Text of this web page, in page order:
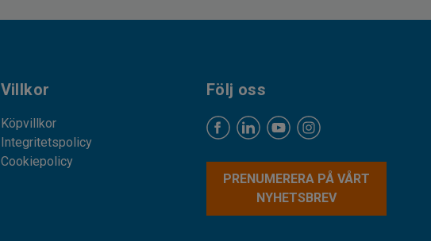
Villkor
Köpvillkor
Integritetspolicy
Cookiepolicy
Följ oss
PRENUMERERA PÅ VÅRT
NYHETSBREV